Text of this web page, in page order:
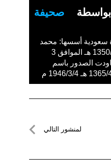
صحيفة
سعودية أسسها: محمد
صالح نصيف في 1350/11/27 هـ الموافق 3
وعاودت الصدور باسم
لمنشور التالي